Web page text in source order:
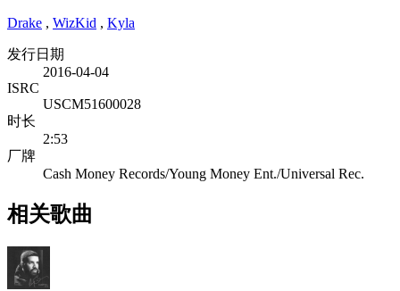
Drake , WizKid , Kyla
发行日期
2016-04-04
ISRC
USCM51600028
时长
2:53
厂牌
Cash Money Records/Young Money Ent./Universal Rec.
相关歌曲